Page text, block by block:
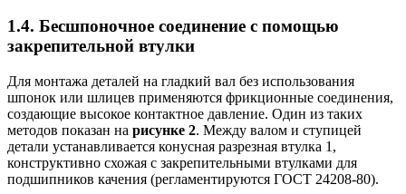
1.4. Бесшпоночное соединение с помощью
закрепительной втулки
Для монтажа деталей на гладкий вал без использования
шпонок или шлицев применяются фрикционные соединения,
создающие высокое контактное давление. Один из таких
методов показан на рисунке 2. Между валом и ступицей
детали устанавливается конусная разрезная втулка 1,
конструктивно схожая с закрепительными втулками для
подшипников качения (регламентируются ГОСТ 24208-80).